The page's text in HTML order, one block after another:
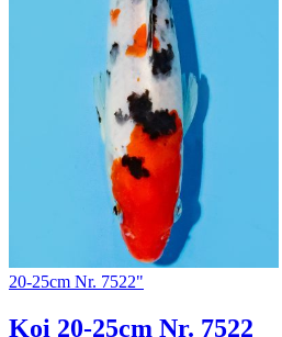
20-25cm Nr. 7522"
Koi 20-25cm Nr. 7522